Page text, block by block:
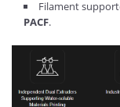
Filament
PACF.